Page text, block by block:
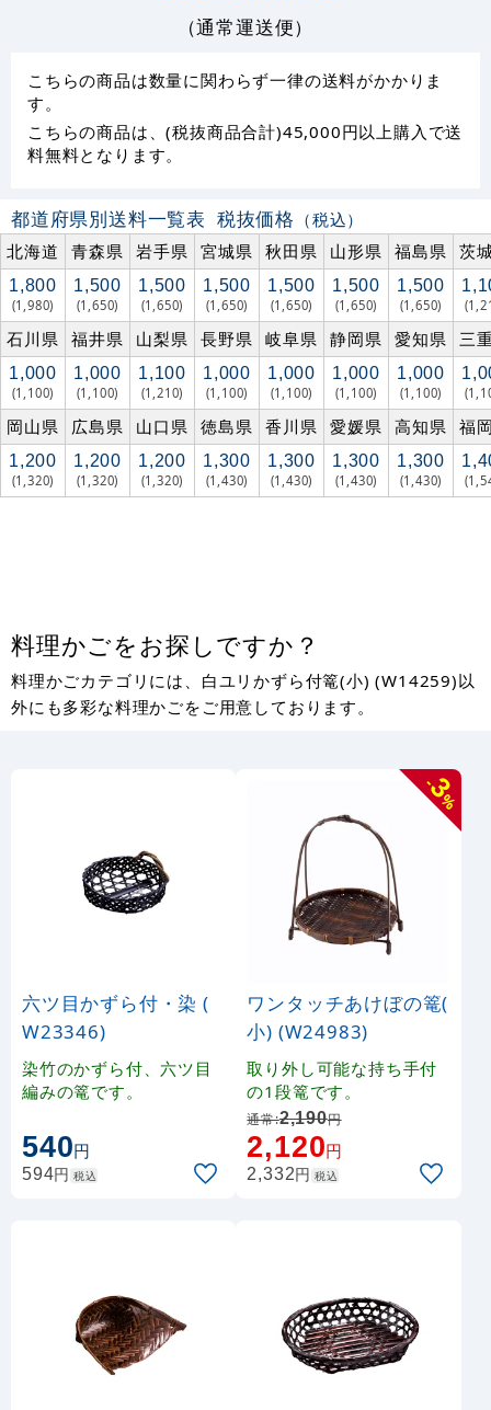
（通常運送便）
こちらの商品は数量に関わらず一律の送料がかかりま
す。
こちらの商品は、(税抜商品合計)45,000円以上購入で送
料無料となります。
都道府県別送料一覧表 税抜価格 （税込）
北海道
青森県 岩手県 宮城県 秋田県 山形県 福島県 茨
1,800
(1,980)
1,500
(1,650)
1,500
(1,650)
1,500
(1,650)
1,500
(1,650)
1,500
(1,650)
1,500
(1,650)
石川県 福井県 山梨県 長野県 岐阜県 静岡県 愛知県 三
1,000
(1,100)
1,000
(1,100)
1,100
(1,210)
1,000
(1,100)
1,000
(1,100)
1,000
(1,100)
1,000
(1,100)
岡山県 広島県 山口県 徳島県 香川県 愛媛県 高知県 福
1,200
(1,320)
1,200
(1,320)
1,200
(1,320)
1,300
(1,430)
1,300
(1,430)
1,300
(1,430)
1,300
(1,430)
料理かごをお探しですか？
料理かごカテゴリには、白ユリかずら付篭(小) (W14259)以
外にも多彩な料理かごをご用意しております。
六ツ目かずら付・染 (
W23346)
染竹のかずら付、六ツ目
編みの篭です。
540円
594円 税込
-
3
%
ワンタッチあけぼの篭(
小) (W24983)
取り外し可能な持ち手付
の1段篭です。
通常:2,190円
2,120円
2,332円 税込